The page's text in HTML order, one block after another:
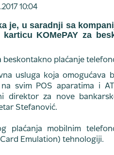
10:04
je, u saradnji sa
KOMePAY za
usluga koja omogućava
svim POS aparatima i
direktor za nove
Stefanović.
plaćanja mobilnim
Emulation) tehnologiji.